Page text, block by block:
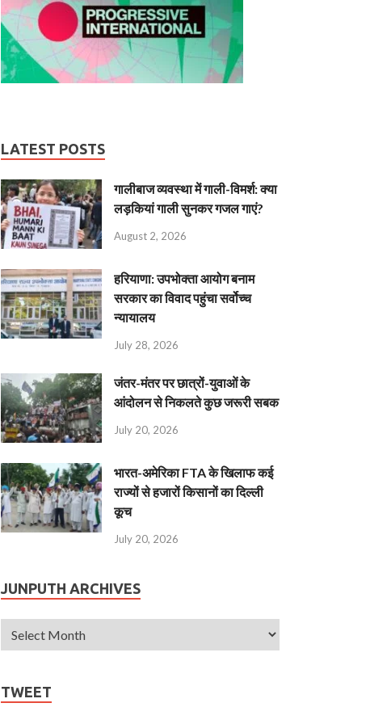
LATEST POSTS
गालीबाज व्‍यवस्‍था में गाली-विमर्श: क्या
लड़कियां गाली सुनकर गजल गाएं?
August 2, 2026
हरियाणा: उपभोक्ता आयोग बनाम
सरकार का विवाद पहुंचा सर्वोच्च
न्यायालय
July 28, 2026
जंतर-मंतर पर छात्रों-युवाओं के
आंदोलन से निकलते कुछ जरूरी सबक
July 20, 2026
भारत-अमेरिका FTA के खिलाफ कई
राज्यों से हजारों किसानों का दिल्ली
कूच
July 20, 2026
JUNPUTH ARCHIVES
TWEET